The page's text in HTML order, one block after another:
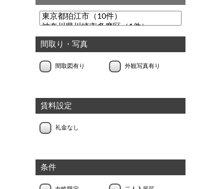
間取り・写真
間取図有り 外観写真有り
賃料設定
礼金なし
条件